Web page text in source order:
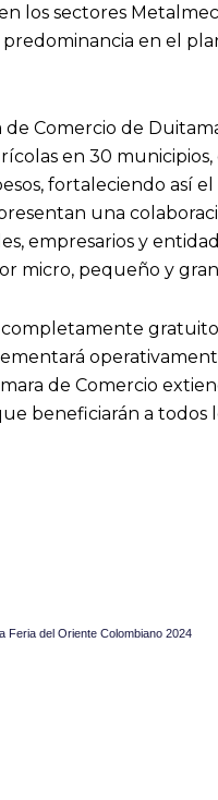
los sectores
en el
de Comercio de
en 30
fortaleciendo así
una
empresarios y
micro, pequeño y
completamente
de Comercio
beneficiarán a todos
Feria del Oriente Colombiano 2024